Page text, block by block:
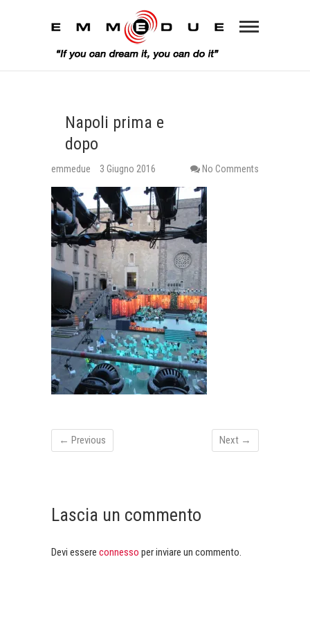
Napoli prima e
dopo
emmedue 3 Giugno 2016 No Comments
← Previous Next →
Lascia un commento
Devi essere connesso per inviare un commento.